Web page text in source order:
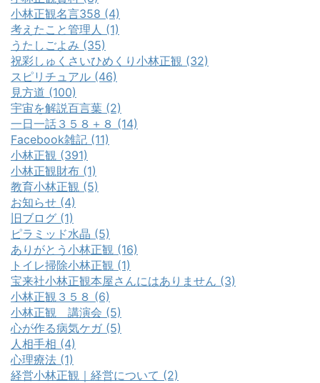
小林正観名言358 (4)
考えたこと管理人 (1)
うたしごよみ (35)
祝彩しゅくさいひめくり小林正観 (32)
スピリチュアル (46)
見方道 (100)
宇宙を解説百言葉 (2)
一日一話３５８＋８ (14)
Facebook雑記 (11)
小林正観 (391)
小林正観財布 (1)
教育小林正観 (5)
お知らせ (4)
旧ブログ (1)
ピラミッド水晶 (5)
ありがとう小林正観 (16)
トイレ掃除小林正観 (1)
宝来社小林正観本屋さんにはありません (3)
小林正観３５８ (6)
小林正観 講演会 (5)
心が作る病気ケガ (5)
人相手相 (4)
心理療法 (1)
経営小林正観｜経営について (2)